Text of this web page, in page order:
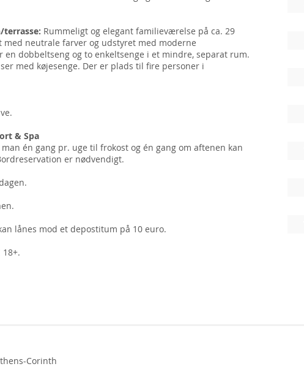
Rummeligt og elegant familieværelse på ca. 29
neutrale farver og udstyret med moderne
dobbeltseng og to enkeltsenge i et mindre, separat rum.
med køjesenge. Der er plads til fire personer i
& Spa
én gang pr. uge til frokost og én gang om aftenen kan
er nødvendigt.
lånes mod et depostitum på 10 euro.
Corinth